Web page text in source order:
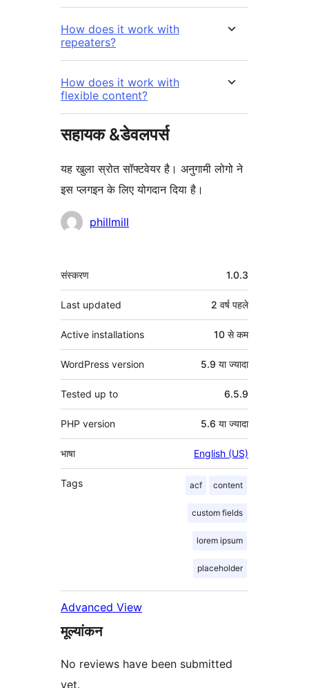
How does it work with
repeaters?
How does it work with
flexible content?
सहायक &डेवलपर्स
यह खुला स्रोत सॉफ्टवेयर है। अनुगामी लोगो ने
इस प्लगइन के लिए योगदान दिया है।
योगदानकर्ताphillmill
मेटा
संस्करण 1.0.3
Last updated 2 वर्ष पहले
Active installations 10 से कम
WordPress version 5.9 या ज्यादा
Tested up to 6.5.9
PHP version 5.6 या ज्यादा
भाषा English (US)
Tags acf content
custom fields
lorem ipsum
placeholder
Advanced View
मूल्यांकन
No reviews have been submitted
yet.